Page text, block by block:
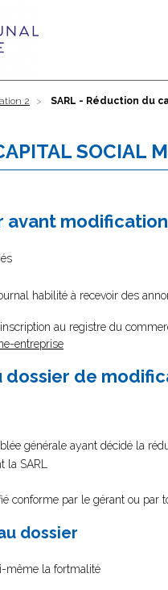
2 SARL - Réduction du
SOCIAL
avant
habilité à recevoir des
au registre du
entreprise
dossier de
générale ayant décidé la
SARL
conforme par le gérant ou par
dossier
même la fortmalité